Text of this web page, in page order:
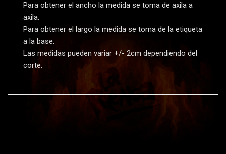
Para obtener el ancho la medida se toma de axila a
axila.
Para obtener el largo la medida se toma de la etiqueta
a la base.
Las medidas pueden variar +/- 2cm dependiendo del
corte.